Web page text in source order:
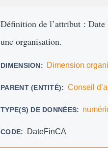
Définition de l’attribut : Date
une organisation.
DIMENSION Dimension
PARENT (ENTITÉ) Conseil
TYPE(S) DE DONNÉES
CODE DateFinCA